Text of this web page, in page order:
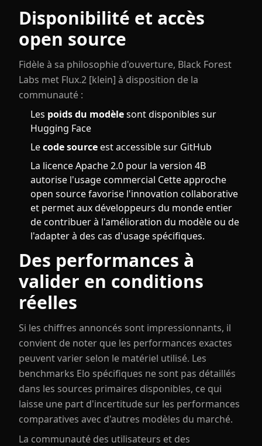
Disponibilité et accès
open source
Fidèle à sa philosophie d'ouverture, Black Forest
Labs met Flux.2 [klein] à disposition de la
communauté :
Les poids du modèlesont disponibles sur
Hugging Face
Lecode sourceest accessible sur GitHub
La licence Apache 2.0 pour la version 4B
autorise l'usage commercial Cette approche
open source favorise l'innovation collaborative
et permet aux développeurs du monde entier
de contribuer à l'amélioration du modèle ou de
l'adapter à des cas d'usage spécifiques.
Des performances à
valider en conditions
réelles
Si les chiffres annoncés sont impressionnants, il
convient de noter que les performances exactes
peuvent varier selon le matériel utilisé. Les
benchmarks Elo spécifiques ne sont pas détaillés
dans les sources primaires disponibles, ce qui
laisse une part d'incertitude sur les performances
comparatives avec d'autres modèles du marché.
La communauté des utilisateurs et des